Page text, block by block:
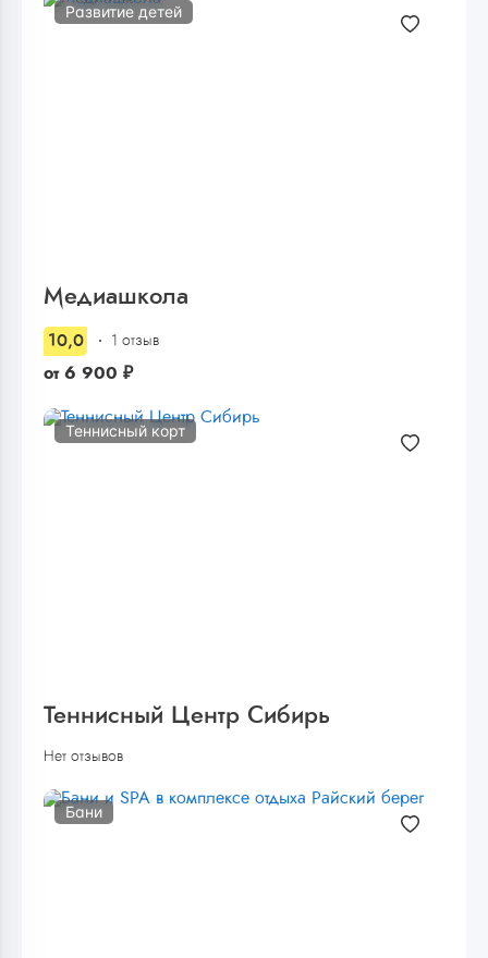
Развитие детей
Медиашкола
10,0 1 отзыв
от 6 900 ₽
Теннисный корт
Теннисный Центр Сибирь
Нет отзывов
Бани